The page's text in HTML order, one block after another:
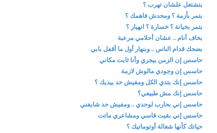
بتشتغل علشان تهرب ؟
بتمر بأزمة ؟ ومحدش فاهمك ؟
بتمر بخيانة ؟ خسارة ؟ انهيار ؟
بخاف أنام .. عشان أحلامي مرعبة
بضحك قدام الناس .. وبنهار أول ما أقفل بابي
حاسس إن الزمن بيجري وأنا ثابت مكاني
حاسس إن وجودي مالوش لازمة
حاسس إنك بتدي الكل ومفيش حد بيديك ؟
حاسس إنك مش طبيعي؟
حاسس إني بحارب لوحدي .. ومفيش حد شايفني
حاسس إني بقيت قاسي ومشاعري ماتت
حياتك كأنها شغالة أوتوماتيك ؟